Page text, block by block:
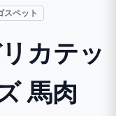
スペット
カテッ
馬肉